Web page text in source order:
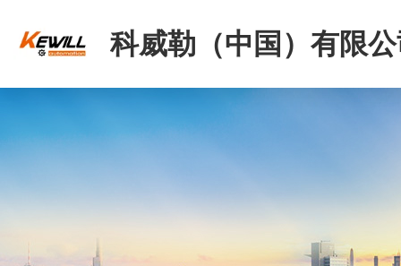
科威勒（中国）有限